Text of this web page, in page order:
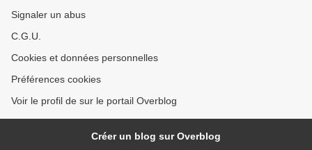
Signaler un abus
C.G.U.
Cookies et données personnelles
Préférences cookies
Voir le profil de sur le portail Overblog
Créer un blog sur Overblog